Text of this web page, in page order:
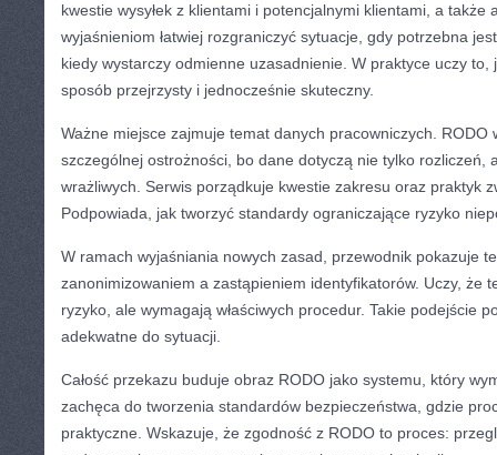
kwestie wysyłek z klientami i potencjalnymi klientami, a także
wyjaśnieniom łatwiej rozgraniczyć sytuacje, gdy potrzebna
kiedy wystarczy odmienne uzasadnienie. W praktyce uczy to,
sposób przejrzysty i jednocześnie skuteczny.
Ważne miejsce zajmuje temat danych pracowniczych. RODO
szczególnej ostrożności, bo dane dotyczą nie tylko rozliczeń,
wrażliwych. Serwis porządkuje kwestie zakresu oraz praktyk
Podpowiada, jak tworzyć standardy ograniczające ryzyko
W ramach wyjaśniania nowych zasad, przewodnik pokazuje
zanonimizowaniem a zastąpieniem identyfikatorów. Uczy, że
ryzyko, ale wymagają właściwych procedur. Takie podejście
adekwatne do sytuacji.
Całość przekazu buduje obraz RODO jako systemu, który
zachęca do tworzenia standardów bezpieczeństwa, gdzie
praktyczne. Wskazuje, że zgodność z RODO to proces: